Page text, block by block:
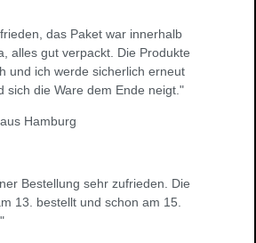
das Paket war innerhalb
alles gut verpackt. Die Produkte
und ich werde sicherlich erneut
sich die Ware dem Ende neigt."
Hamburg
Bestellung sehr zufrieden. Die
13. bestellt und schon am 15.